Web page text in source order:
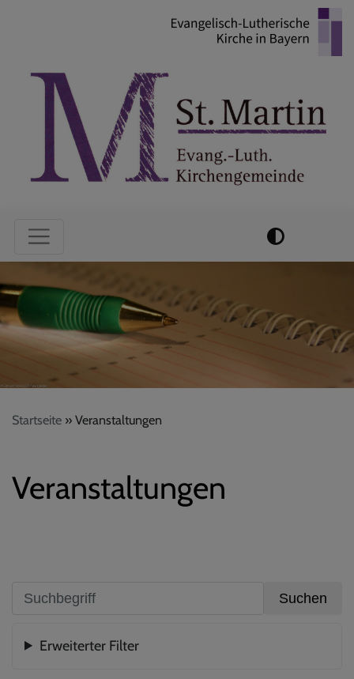
Hauptnavigation
Startseite Veranstaltungen
Veranstaltungen
Erweiterter Filter